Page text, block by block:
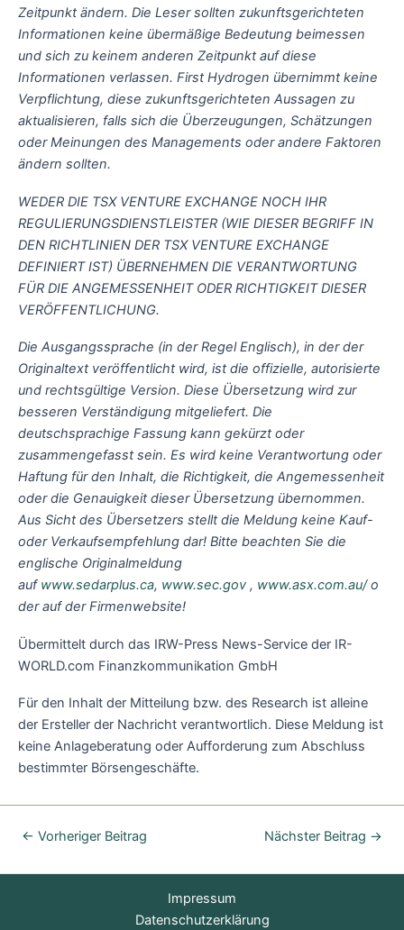
Zeitpunkt ändern. Die Leser sollten zukunftsgerichteten
Informationen keine übermäßige Bedeutung beimessen
und sich zu keinem anderen Zeitpunkt auf diese
Informationen verlassen. First Hydrogen übernimmt keine
Verpflichtung, diese zukunftsgerichteten Aussagen zu
aktualisieren, falls sich die Überzeugungen, Schätzungen
oder Meinungen des Managements oder andere Faktoren
ändern sollten.
WEDER DIE TSX VENTURE EXCHANGE NOCH IHR
REGULIERUNGSDIENSTLEISTER (WIE DIESER BEGRIFF IN
DEN RICHTLINIEN DER TSX VENTURE EXCHANGE
DEFINIERT IST) ÜBERNEHMEN DIE VERANTWORTUNG
FÜR DIE ANGEMESSENHEIT ODER RICHTIGKEIT DIESER
VERÖFFENTLICHUNG.
Die Ausgangssprache (in der Regel Englisch), in der der
Originaltext veröffentlicht wird, ist die offizielle, autorisierte
und rechtsgültige Version. Diese Übersetzung wird zur
besseren Verständigung mitgeliefert. Die
deutschsprachige Fassung kann gekürzt oder
zusammengefasst sein. Es wird keine Verantwortung oder
Haftung für den Inhalt, die Richtigkeit, die Angemessenheit
oder die Genauigkeit dieser Übersetzung übernommen.
Aus Sicht des Übersetzers stellt die Meldung keine Kauf-
oder Verkaufsempfehlung dar! Bitte beachten Sie die
englische Originalmeldung
auf www.sedarplus.ca, www.sec.gov , www.asx.com.au/o
der auf der Firmenwebsite!
Übermittelt durch das IRW-Press News-Service der IR-
WORLD.com Finanzkommunikation GmbH
Für den Inhalt der Mitteilung bzw. des Research ist alleine
der Ersteller der Nachricht verantwortlich. Diese Meldung ist
keine Anlageberatung oder Aufforderung zum Abschluss
bestimmter Börsengeschäfte.
← Vorheriger Beitrag Nächster Beitrag →
Impressum
Datenschutzerklärung